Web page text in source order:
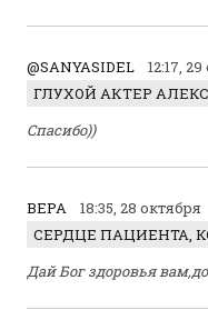
@SANYASIDEL
12:17,
Спасибо))
ВЕРА
18:35, 28 октября
Дай Бог здоровья